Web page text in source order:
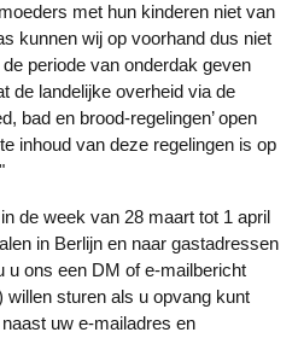
met hun kinderen niet van
kunnen wij op voorhand dus niet
periode van onderdak geven
de landelijke overheid via de
bad en brood-regelingen’ open
inhoud van deze regelingen is op
in Berlijn en naar gastadressen
u ons een DM of e-mailbericht
willen sturen als u opvang kunt
uw e-mailadres en